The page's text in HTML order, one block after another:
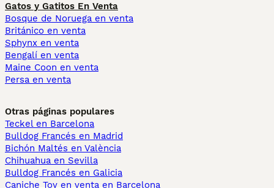
Gatos y Gatitos En Venta
Bosque de Noruega en venta
Británico en venta
Sphynx en venta
Bengalí en venta
Maine Coon en venta
Persa en venta
Otras páginas populares
Teckel en Barcelona
Bulldog Francés en Madrid
Bichón Maltés en València
Chihuahua en Sevilla
Bulldog Francés en Galicia
Caniche Toy en venta en Barcelona